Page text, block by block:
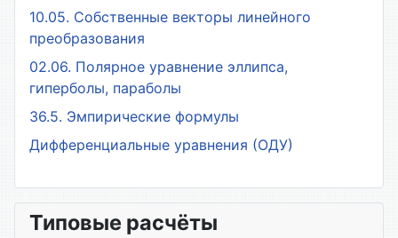
10.05. Собственные векторы линейного
преобразования
02.06. Полярное уравнение эллипса,
гиперболы, параболы
36.5. Эмпирические формулы
Дифференциальные уравнения (ОДУ)
Типовые расчёты